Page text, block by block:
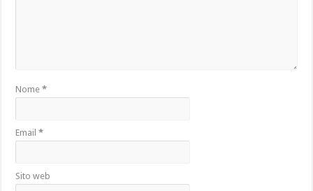
Nome*
Email*
Sito web